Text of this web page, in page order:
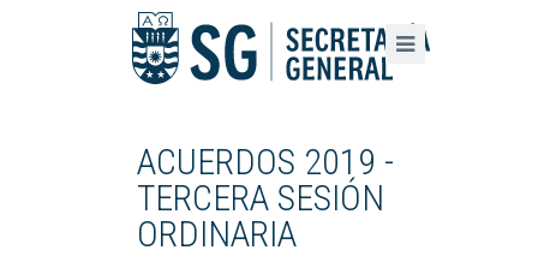
ACUERDOS 2019 -
TERCERA SESIÓN
ORDINARIA